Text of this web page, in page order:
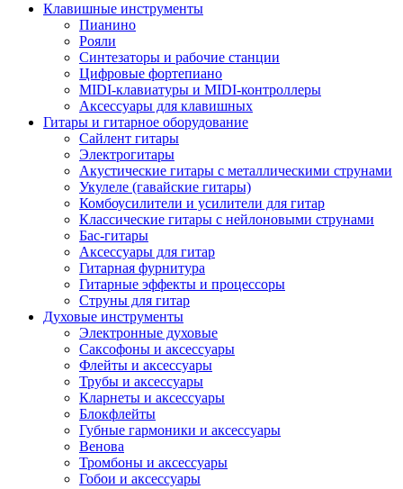
Клавишные инструменты
Пианино
Рояли
Синтезаторы и рабочие станции
Цифровые фортепиано
MIDI-клавиатуры и MIDI-контроллеры
Аксессуары для клавишных
Гитары и гитарное оборудование
Сайлент гитары
Электрогитары
Акустические гитары с металлическими струнами
Укулеле (гавайские гитары)
Комбоусилители и усилители для гитар
Классические гитары с нейлоновыми струнами
Бас-гитары
Аксессуары для гитар
Гитарная фурнитура
Гитарные эффекты и процессоры
Струны для гитар
Духовые инструменты
Электронные духовые
Саксофоны и аксессуары
Флейты и аксессуары
Трубы и аксессуары
Кларнеты и аксессуары
Блокфлейты
Губные гармоники и аксессуары
Венова
Тромбоны и аксессуары
Гобои и аксессуары